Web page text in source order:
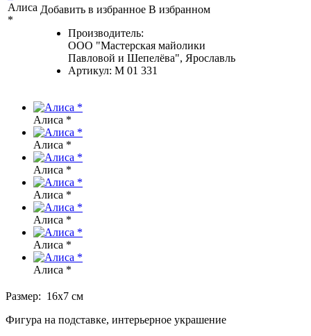
Алиса
*
Добавить в избранное В избранном
Производитель:
ООО "Мастерская майолики
Павловой и Шепелёва", Ярославль
Артикул: М 01 331
Алиса *
Алиса *
Алиса *
Алиса *
Алиса *
Алиса *
Алиса *
Размер: 16х7 см
Фигура на подставке, интерьерное украшение